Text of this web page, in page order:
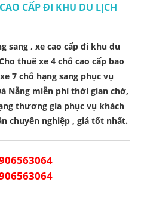
CẤP ĐI KHU DU LỊCH
sang , xe cao cấp đi khu du
thuê xe 4 chỗ cao cấp bao
7 chỗ hạng sang phục vụ
Nẵng miễn phí thời gian chờ,
thương gia phục vụ khách
chuyên nghiệp , giá tốt nhất.